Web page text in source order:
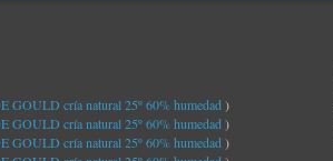
GOULD cría natural 25º 60% humedad)
GOULD cría natural 25º 60% humedad)
GOULD cría natural 25º 60% humedad)